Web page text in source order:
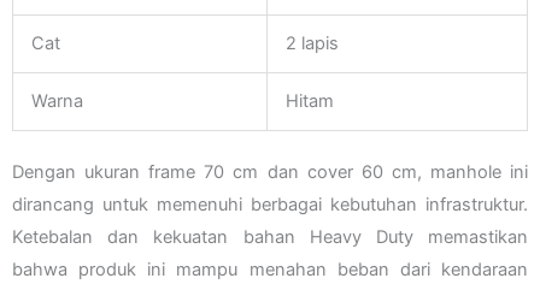
Cat 2 lapis
Warna Hitam
Dengan ukuran frame 70 cm dan cover 60 cm, manhole ini
dirancang untuk memenuhi berbagai kebutuhan infrastruktur.
Ketebalan dan kekuatan bahan Heavy Duty memastikan
bahwa produk ini mampu menahan beban dari kendaraan